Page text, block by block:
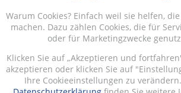
Warum Cookies? Einfach weil sie helfen,
machen. Dazu zählen Cookies, die für
oder für Marketingzwecke
Klicken Sie auf „Akzeptieren und
akzeptieren oder klicken Sie auf
Ihre Cookieeinstellungen zu